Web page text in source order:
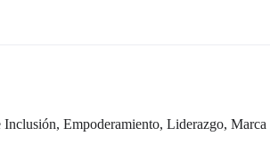
Inclusión,Empoderamiento,Liderazgo,Marca